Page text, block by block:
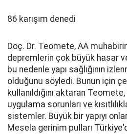
86 karışım denedi
Doç. Dr. Teomete, AA
depremlerin çok büyük hasar ve
bu nedenle yapı sağlığının
olduğunu söyledi. Bunun için
kullanıldığını aktaran
uygulama sorunları ve
sistemler. Büyük bir yapıyı
Mesela gerinim pulları